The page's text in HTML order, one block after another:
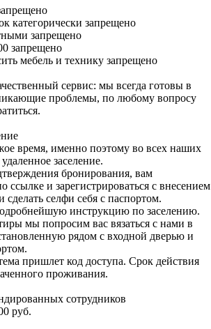
категорически запрещено
запрещено
запрещено
мебель и технику запрещено
сервис: мы всегда готовы в
проблемы, по любому вопросу
время, именно поэтому во всех наших
заселение.
бронирования, вам
ссылке и зарегистрироваться с внесением
селфи себя с паспортом.
инструкцию по заселению.
мы попросим вас вязаться с нами в
рядом с входной дверью и
пришлет код доступа. Срок действия
проживания.
сотрудников
руб.